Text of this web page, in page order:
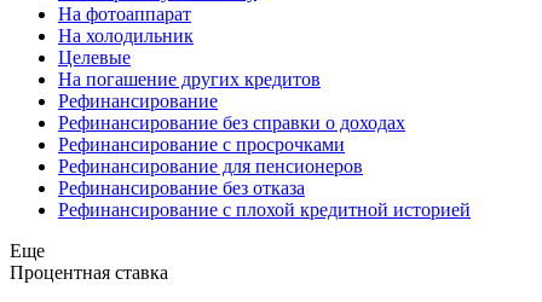
На фотоаппарат
На холодильник
Целевые
На погашение других кредитов
Рефинансирование
Рефинансирование без справки о доходах
Рефинансирование с просрочками
Рефинансирование для пенсионеров
Рефинансирование без отказа
Рефинансирование с плохой кредитной историей
Еще
Процентная ставка